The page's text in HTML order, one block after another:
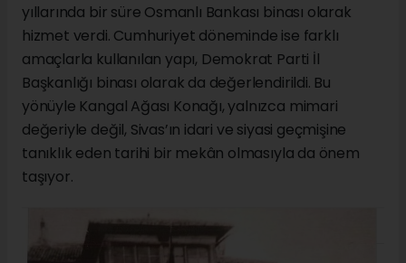
yıllarında bir süre Osmanlı Bankası binası olarak
hizmet verdi. Cumhuriyet döneminde ise farklı
amaçlarla kullanılan yapı, Demokrat Parti İl
Başkanlığı binası olarak da değerlendirildi. Bu
yönüyle Kangal Ağası Konağı, yalnızca mimari
değeriyle değil, Sivas’ın idari ve siyasi geçmişine
tanıklık eden tarihi bir mekân olmasıyla da önem
taşıyor.